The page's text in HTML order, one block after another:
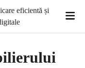
eficientă și